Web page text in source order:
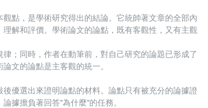
點，是學術研究得出的結論。它統帥著文章的全部內
解和評價。學術論文的論點，既有客觀性，又有主觀
；同時，作者在動筆前，對自己研究的論題已形成了
文的論點是主客觀的統一。
優選出來證明論點的材料。論點只有被充分的論據證
據擔負著回答”為什麼”的任務。